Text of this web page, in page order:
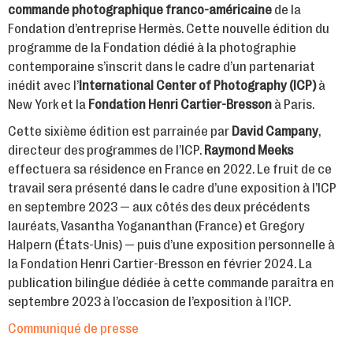
commande photographique franco-américaine de la
Fondation d’entreprise Hermès. Cette nouvelle édition du
programme de la Fondation dédié à la photographie
contemporaine s’inscrit dans le cadre d’un partenariat
inédit avec l’International Center of Photography (ICP)à
New York et la Fondation Henri Cartier-Bresson à Paris.
Cette sixième édition est parrainée par David Campany,
directeur des programmes de l’ICP. Raymond Meeks
effectuera sa résidence en France en 2022. Le fruit de ce
travail sera présenté dans le cadre d’une exposition à l’ICP
en septembre 2023 — aux côtés des deux précédents
lauréats, Vasantha Yogananthan (France) et Gregory
Halpern (États-Unis) — puis d’une exposition personnelle à
la Fondation Henri Cartier-Bresson en février 2024. La
publication bilingue dédiée à cette commande paraîtra en
septembre 2023 à l’occasion de l’exposition à l’ICP.
Communiqué de presse